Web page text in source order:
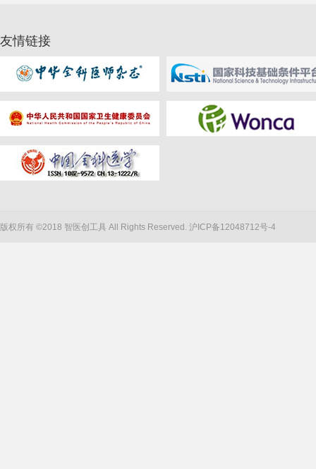
友情链接
版权所有 ©2018 智医创工具 All Rights Reserved. 沪ICP备12048712号-4